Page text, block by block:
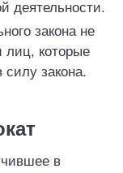
деятельности.
закона не
лиц, которые
закона.
в